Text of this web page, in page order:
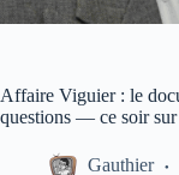
Affaire Viguier : le
questions — ce soir
Gauthier